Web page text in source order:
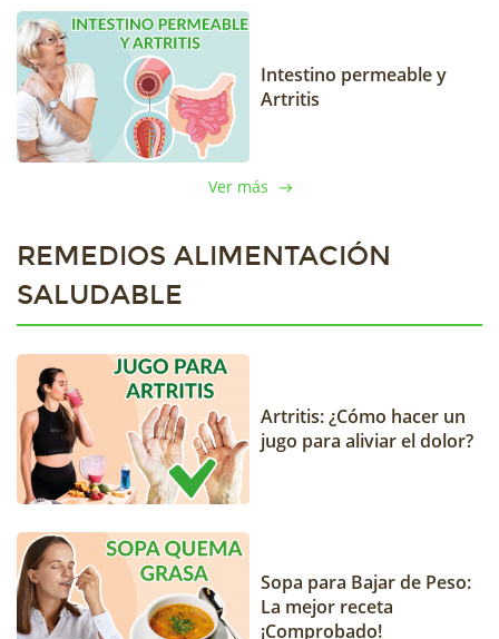
Intestino permeable y
Artritis
Ver más
REMEDIOS ALIMENTACIÓN
SALUDABLE
Artritis: ¿Cómo hacer un
jugo para aliviar el dolor?
Sopa para Bajar de Peso:
La mejor receta
¡Comprobado!